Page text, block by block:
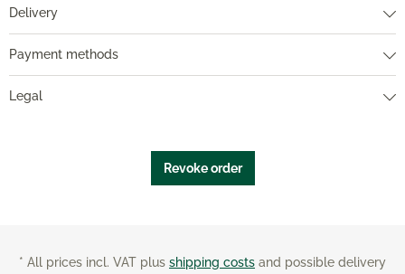
Delivery
Payment methods
Legal
Revoke order
* All prices incl. VAT plus shipping costs and possible delivery